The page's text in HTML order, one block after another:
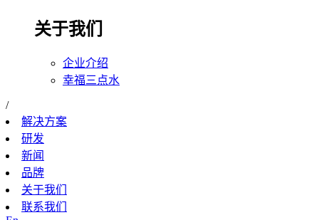
关于我们
企业介绍
幸福三点水
/
解决方案
研发
新闻
品牌
关于我们
联系我们